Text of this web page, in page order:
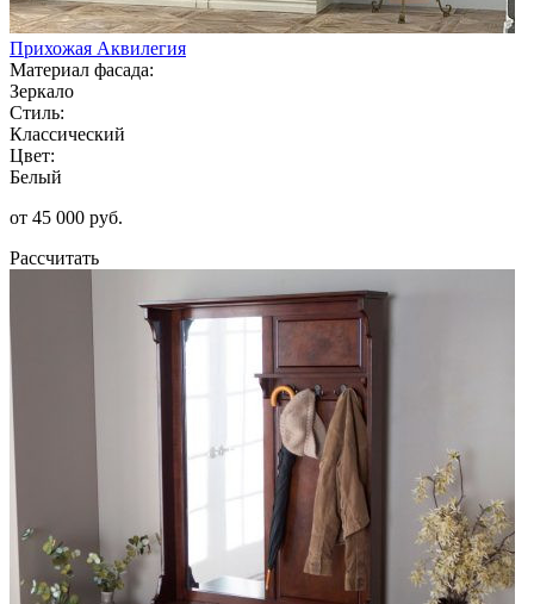
Прихожая Аквилегия
Материал фасада:
Зеркало
Стиль:
Классический
Цвет:
Белый
от 45 000 руб.
Рассчитать